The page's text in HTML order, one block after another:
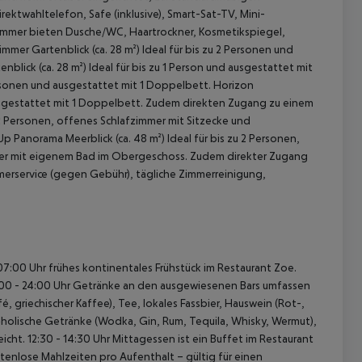
Safe (inklusive), Smart-Sat-TV, Mini-
bieten Dusche/WC, Haartrockner, Kosmetikspiegel,
Gartenblick (ca. 28 m²) Ideal für bis zu 2 Personen und
(ca. 28 m²) Ideal für bis zu 1 Person und ausgestattet mit
und ausgestattet mit 1 Doppelbett. Horizon
mit 1 Doppelbett. Zudem direkten Zugang zu einem
Personen, offenes Schlafzimmer mit Sitzecke und
Panorama Meerblick (ca. 48 m²) Ideal für bis zu 2 Personen,
mit eigenem Bad im Obergeschoss. Zudem direkter Zugang
(gegen Gebühr), tägliche Zimmerreinigung,
Uhr frühes kontinentales Frühstück im Restaurant Zoe.
- 24:00 Uhr Getränke an den ausgewiesenen Bars umfassen
Kaffee), Tee, lokales Fassbier, Hauswein (Rot-,
Getränke (Wodka, Gin, Rum, Tequila, Whisky, Wermut),
12:30 - 14:30 Uhr Mittagessen ist ein Buffet im Restaurant
Mahlzeiten pro Aufenthalt – gültig für einen